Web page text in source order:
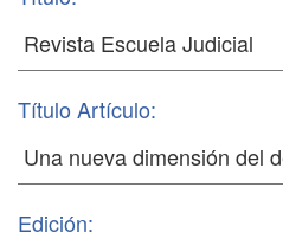
Título Artículo:
Edición: